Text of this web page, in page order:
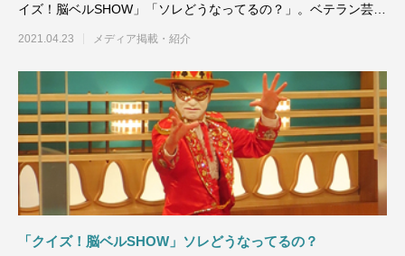
イズ！脳ベルSHOW」「ソレどうなってるの？」。ベテラン芸能
人が
2021.04.23 メディア掲載・紹介
「クイズ！脳ベルSHOW」ソレどうなってるの？